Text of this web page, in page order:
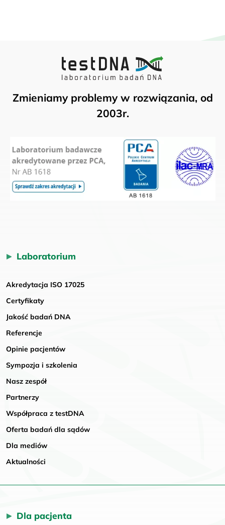
Zmieniamy problemy w rozwiązania, od
2003r.
Laboratorium
Akredytacja ISO 17025
Certyfikaty
Jakość badań DNA
Referencje
Opinie pacjentów
Sympozja i szkolenia
Nasz zespół
Partnerzy
Współpraca z testDNA
Oferta badań dla sądów
Dla mediów
Aktualności
Dla pacjenta